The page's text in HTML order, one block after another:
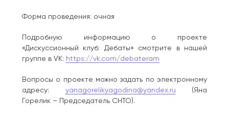
Форма проведения: очная
Подробную информацию о проекте
«Дискуссионный клуб: Дебаты» смотрите в нашей
группе в VK: https://vk.com/debateram
Вопросы о проекте можно задать по электронному
адресу: yanagorelikyagodina@yandex.ru (Яна
Горелик – Председатель СНТО).